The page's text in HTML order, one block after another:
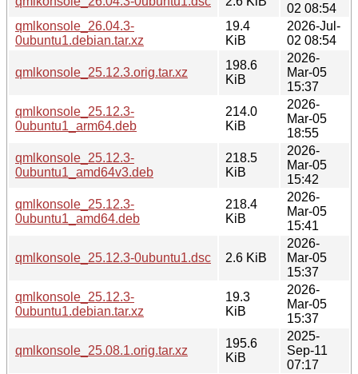
02 08:54
qmlkonsole_26.04.3-
0ubuntu1.debian.tar.xz
19.4
KiB
2026-Jul-
02 08:54
qmlkonsole_25.12.3.orig.tar.xz
198.6
KiB
2026-
Mar-05
15:37
qmlkonsole_25.12.3-
0ubuntu1_arm64.deb
214.0
KiB
2026-
Mar-05
18:55
qmlkonsole_25.12.3-
0ubuntu1_amd64v3.deb
218.5
KiB
2026-
Mar-05
15:42
qmlkonsole_25.12.3-
0ubuntu1_amd64.deb
218.4
KiB
2026-
Mar-05
15:41
qmlkonsole_25.12.3-0ubuntu1.dsc 2.6 KiB
2026-
Mar-05
15:37
qmlkonsole_25.12.3-
0ubuntu1.debian.tar.xz
19.3
KiB
2026-
Mar-05
15:37
qmlkonsole_25.08.1.orig.tar.xz
195.6
KiB
2025-
Sep-11
07:17